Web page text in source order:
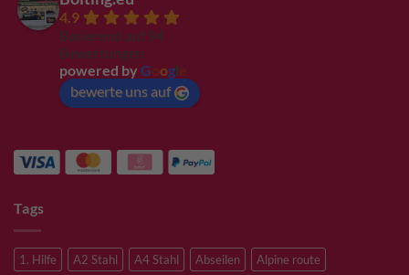
4.9
Basierend auf 94
Bewertungen
powered by G ogl
bewerte uns auf
Tags
1. Hilfe A2 Stahl A4 Stahl Abseilen
Alpine route